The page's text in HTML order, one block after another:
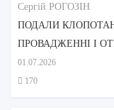
Сергій РОГОЗІН
ПОДАЛИ
ПРОВАДЖЕННІ І
01.07.2026
170